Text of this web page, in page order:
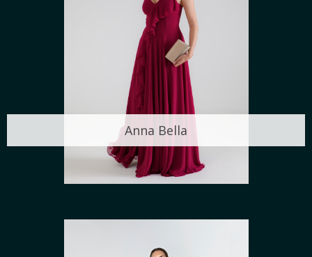
Anna Bella